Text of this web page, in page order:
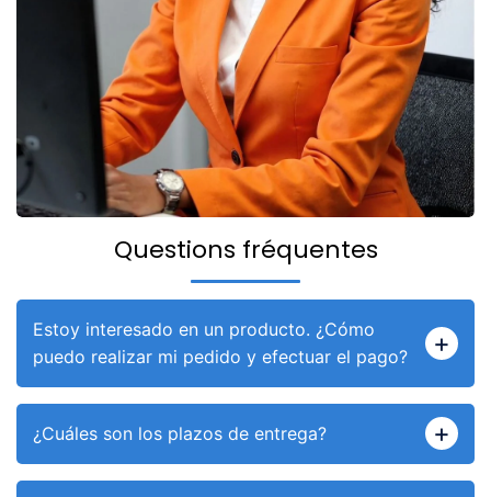
Questions fréquentes
Estoy interesado en un producto. ¿Cómo
puedo realizar mi pedido y efectuar el pago?
¿Cuáles son los plazos de entrega?